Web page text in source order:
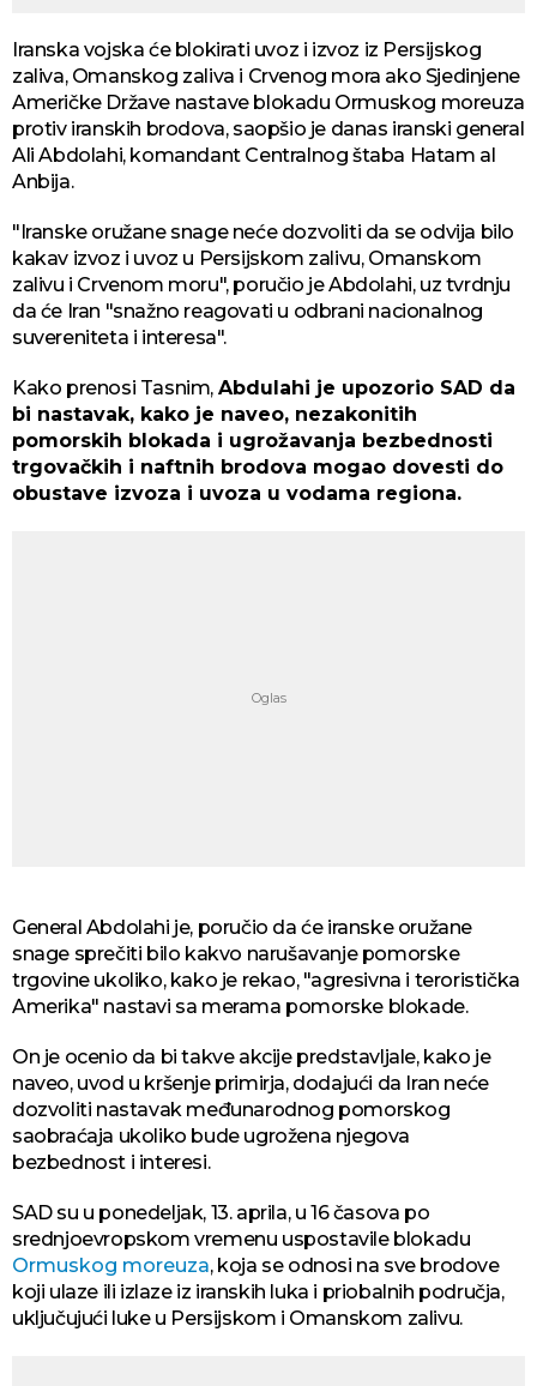
Iranska vojska će blokirati uvoz i izvoz iz Persijskog
zaliva, Omanskog zaliva i Crvenog mora ako Sjedinjene
Američke Države nastave blokadu Ormuskog moreuza
protiv iranskih brodova, saopšio je danas iranski general
Ali Abdolahi, komandant Centralnog štaba Hatam al
Anbija.
"Iranske oružane snage neće dozvoliti da se odvija bilo
kakav izvoz i uvoz u Persijskom zalivu, Omanskom
zalivu i Crvenom moru", poručio je Abdolahi, uz tvrdnju
da će Iran "snažno reagovati u odbrani nacionalnog
suvereniteta i interesa".
Kako prenosi Tasnim, Abdulahi je upozorio SAD da
bi nastavak, kako je naveo, nezakonitih
pomorskih blokada i ugrožavanja bezbednosti
trgovačkih i naftnih brodova mogao dovesti do
obustave izvoza i uvoza u vodama regiona.
General Abdolahi je, poručio da će iranske oružane
snage sprečiti bilo kakvo narušavanje pomorske
trgovine ukoliko, kako je rekao, "agresivna i teroristička
Amerika" nastavi sa merama pomorske blokade.
On je ocenio da bi takve akcije predstavljale, kako je
naveo, uvod u kršenje primirja, dodajući da Iran neće
dozvoliti nastavak međunarodnog pomorskog
saobraćaja ukoliko bude ugrožena njegova
bezbednost i interesi.
SAD su u ponedeljak, 13. aprila, u 16 časova po
srednjoevropskom vremenu uspostavile blokadu
Ormuskog moreuza, koja se odnosi na sve brodove
koji ulaze ili izlaze iz iranskih luka i priobalnih područja,
uključujući luke u Persijskom i Omanskom zalivu.